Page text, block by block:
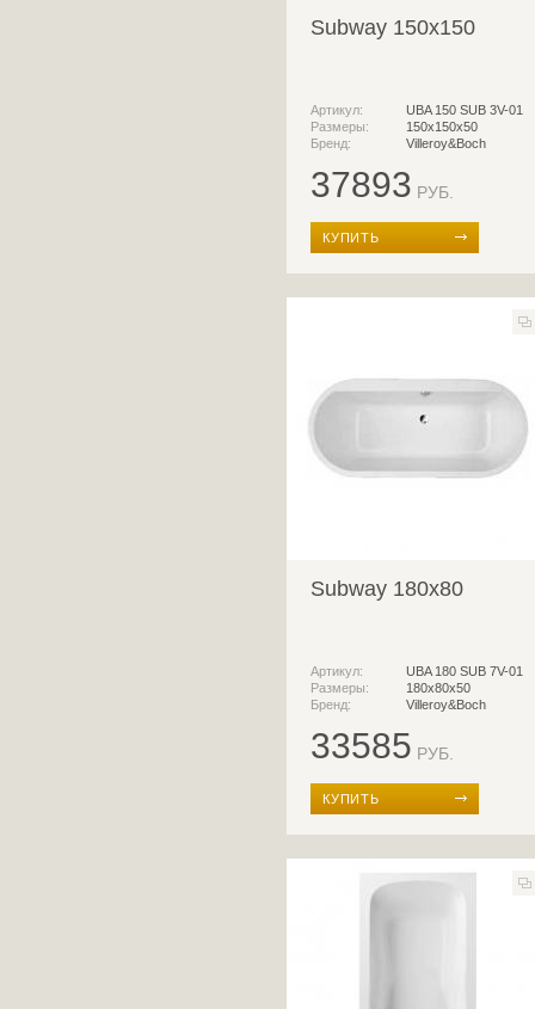
Subway 150x150
Артикул:
UBA 150 SUB 3V-01
Размеры:
150х150х50
Бренд:
Villeroy&Boch
37893 РУБ.
КУПИТЬ
Subway 180x80
Артикул:
UBA 180 SUB 7V-01
Размеры:
180х80х50
Бренд:
Villeroy&Boch
33585 РУБ.
КУПИТЬ